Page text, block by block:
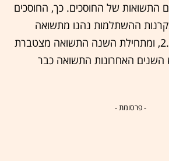
התשואות של החוסכים. כך, החוסכים
ההשתלמות נהנו מתשואה
חיובית חזקה של 2.2%, ומתחילת השנה התשואה מצטברת
בשלוש השנים האחרונות התשואה כבר
- פרסומת -